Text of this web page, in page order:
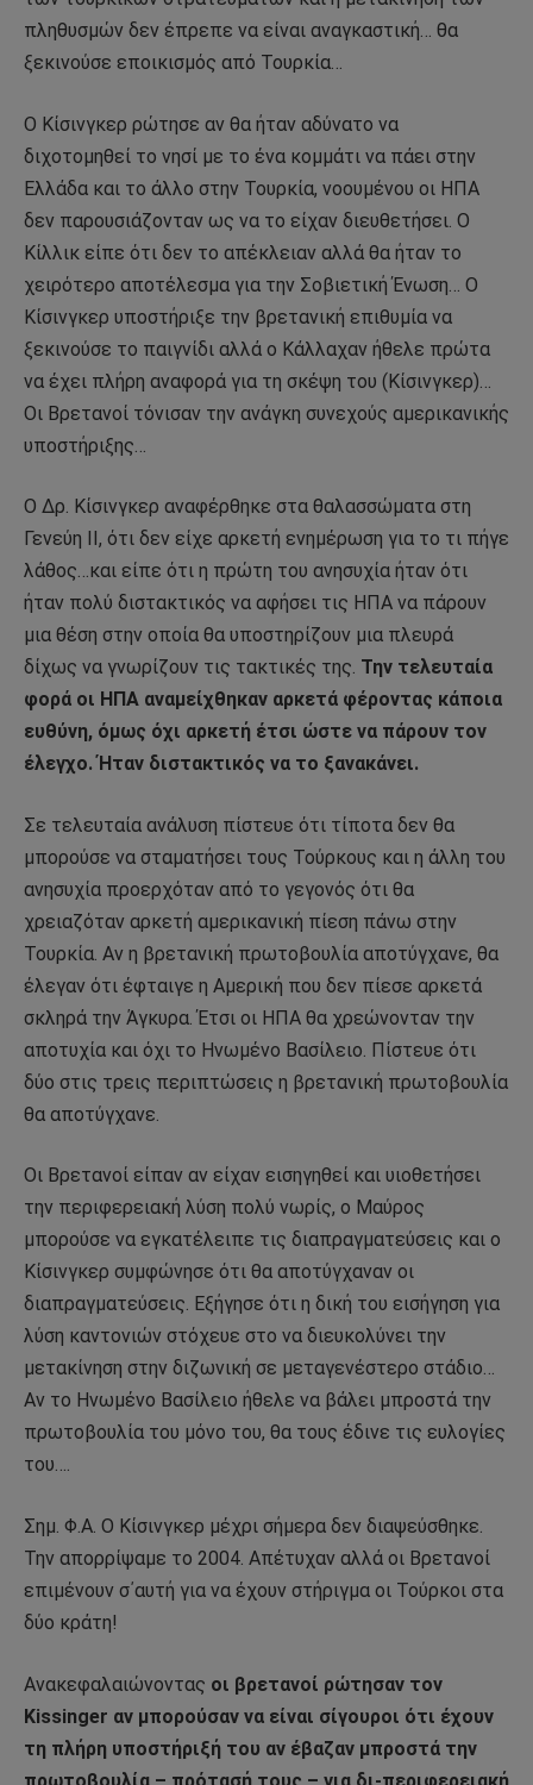
πληθυσμών δεν έπρεπε να είναι αναγκαστική… θα
ξεκινούσε εποικισμός από Τουρκία…
Ο Κίσινγκερ ρώτησε αν θα ήταν αδύνατο να
διχοτομηθεί το νησί με το ένα κομμάτι να πάει στην
Ελλάδα και το άλλο στην Τουρκία, νοουμένου οι ΗΠΑ
δεν παρουσιάζονταν ως να το είχαν διευθετήσει. Ο
Κίλλικ είπε ότι δεν το απέκλειαν αλλά θα ήταν το
χειρότερο αποτέλεσμα για την Σοβιετική Ένωση… Ο
Κίσινγκερ υποστήριξε την βρετανική επιθυμία να
ξεκινούσε το παιγνίδι αλλά ο Κάλλαχαν ήθελε πρώτα
να έχει πλήρη αναφορά για τη σκέψη του (Κίσινγκερ)…
Οι Βρετανοί τόνισαν την ανάγκη συνεχούς αμερικανικής
υποστήριξης…
Ο Δρ. Κίσινγκερ αναφέρθηκε στα θαλασσώματα στη
Γενεύη ΙΙ, ότι δεν είχε αρκετή ενημέρωση για το τι πήγε
λάθος…και είπε ότι η πρώτη του ανησυχία ήταν ότι
ήταν πολύ διστακτικός να αφήσει τις ΗΠΑ να πάρουν
μια θέση στην οποία θα υποστηρίζουν μια πλευρά
δίχως να γνωρίζουν τις τακτικές της. Την τελευταία
φορά οι ΗΠΑ αναμείχθηκαν αρκετά φέροντας κάποια
ευθύνη, όμως όχι αρκετή έτσι ώστε να πάρουν τον
έλεγχο. Ήταν διστακτικός να το ξανακάνει.
Σε τελευταία ανάλυση πίστευε ότι τίποτα δεν θα
μπορούσε να σταματήσει τους Τούρκους και η άλλη του
ανησυχία προερχόταν από το γεγονός ότι θα
χρειαζόταν αρκετή αμερικανική πίεση πάνω στην
Τουρκία. Αν η βρετανική πρωτοβουλία αποτύγχανε, θα
έλεγαν ότι έφταιγε η Αμερική που δεν πίεσε αρκετά
σκληρά την Άγκυρα. Έτσι οι ΗΠΑ θα χρεώνονταν την
αποτυχία και όχι το Ηνωμένο Βασίλειο. Πίστευε ότι
δύο στις τρεις περιπτώσεις η βρετανική πρωτοβουλία
θα αποτύγχανε.
Οι Βρετανοί είπαν αν είχαν εισηγηθεί και υιοθετήσει
την περιφερειακή λύση πολύ νωρίς, ο Μαύρος
μπορούσε να εγκατέλειπε τις διαπραγματεύσεις και ο
Κίσινγκερ συμφώνησε ότι θα αποτύγχαναν οι
διαπραγματεύσεις. Εξήγησε ότι η δική του εισήγηση για
λύση καντονιών στόχευε στο να διευκολύνει την
μετακίνηση στην διζωνική σε μεταγενέστερο στάδιο…
Αν το Ηνωμένο Βασίλειο ήθελε να βάλει μπροστά την
πρωτοβουλία του μόνο του, θα τους έδινε τις ευλογίες
του….
Σημ. Φ.Α. Ο Κίσινγκερ μέχρι σήμερα δεν διαψεύσθηκε.
Την απορρίψαμε το 2004. Απέτυχαν αλλά οι Βρετανοί
επιμένουν σ΄αυτή για να έχουν στήριγμα οι Τούρκοι στα
δύο κράτη!
Ανακεφαλαιώνοντας οι βρετανοί ρώτησαν τον
Kissinger αν μπορούσαν να είναι σίγουροι ότι έχουν
τη πλήρη υποστήριξή του αν έβαζαν μπροστά την
πρωτοβουλία – πρότασή τους – για δι-περιφερειακή